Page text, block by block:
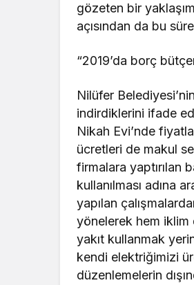
gözeten bir
açısından da bu
“2019’da borç
Nilüfer
indirdiklerini ifade
Nikah Evi’nde
ücretleri de makul
firmalara yaptırılan
kullanılması adına
yapılan
yönelerek hem iklim
yakıt kullanmak
kendi elektriğimizi
düzenlemelerin